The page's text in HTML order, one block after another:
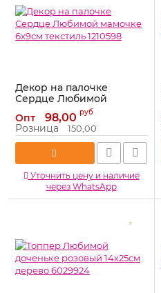
Декор на палочке
Сердце Любимой
мамочке 6х9см текстиль
1210598
Артикул: 1210598
Опт 98,00 руб
Розница 150,00
Уточнить цену и наличие
через WhatsApp